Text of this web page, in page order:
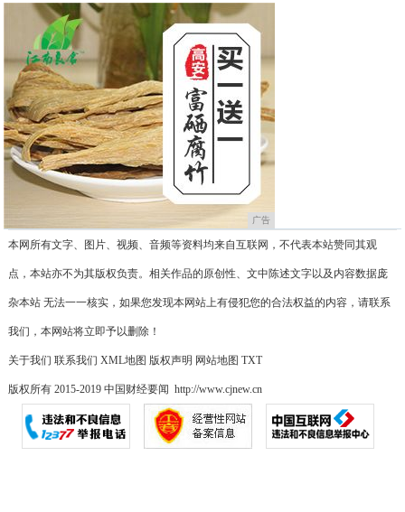
广告
本网所有文字、图片、视频、音频等资料均来自互联网，不代表本站赞同其观
点，本站亦不为其版权负责。相关作品的原创性、文中陈述文字以及内容数据庞
杂本站 无法一一核实，如果您发现本网站上有侵犯您的合法权益的内容，请联系
我们，本网站将立即予以删除！
关于我们 联系我们 XML地图 版权声明 网站地图 TXT
版权所有 2015-2019 中国财经要闻 http://www.cjnew.cn